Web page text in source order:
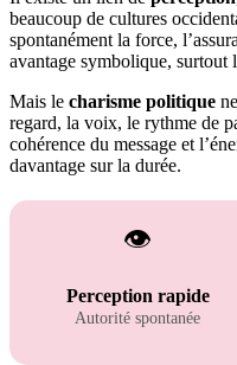
beaucoup de cultures
spontanément la force,
avantage symbolique, surtout
Mais le charisme politique
regard, la voix, le rythme de
cohérence du message et
davantage sur la durée.
👁️
Perception rapide
Autorité spontanée